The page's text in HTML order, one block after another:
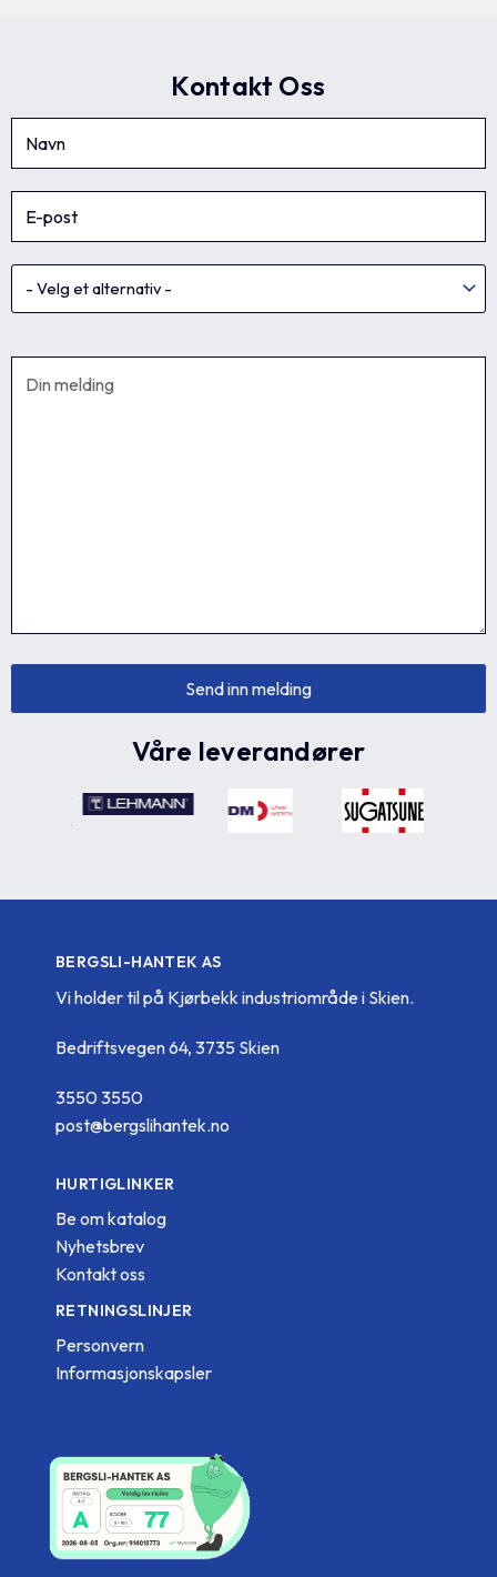
Kontakt Oss
Våre leverandører
BERGSLI-HANTEK AS
Vi holder til på Kjørbekk industriområde i Skien.
Bedriftsvegen 64, 3735 Skien
3550 3550
post@bergslihantek.no
HURTIGLINKER
Be om katalog
Nyhetsbrev
Kontakt oss
RETNINGSLINJER
Personvern
Informasjonskapsler